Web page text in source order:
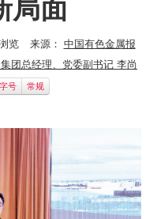
局面
览 来源： 中国有色金属报
团总经理、党委副书记 李尚
号 常规